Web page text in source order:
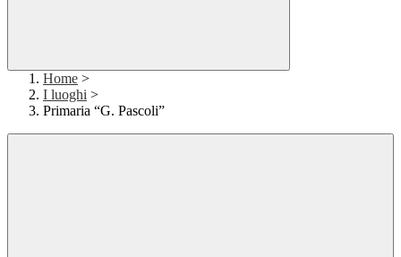
Home >
I luoghi >
Primaria “G. Pascoli”